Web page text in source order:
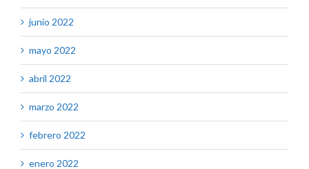
junio 2022
mayo 2022
abril 2022
marzo 2022
febrero 2022
enero 2022